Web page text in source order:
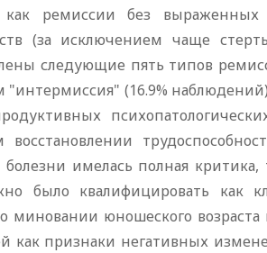
как ремиссии без
(за исключением чаще
следующие пять типов
(16.9%
имелась полная критика,
было квалифицировать как
миновании юношеского
как признаки негативных